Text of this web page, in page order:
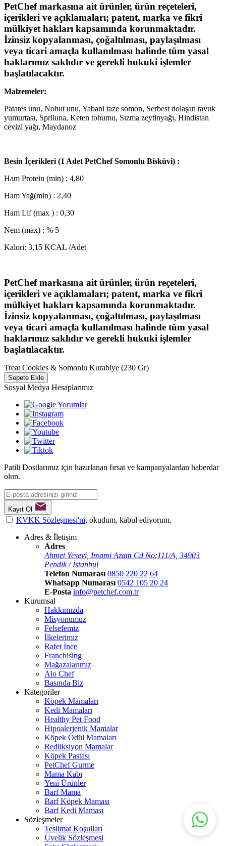
PetChef markasına ait ürünler, ürün reçeteleri,
içerikleri ve açıklamaları; patent, marka ve fikri
mülkiyet hakları kapsamında korunmaktadır.
İzinsiz kopyalanması, çoğaltılması, paylaşılması
veya ticari amaçla kullanılması halinde tüm yasal
haklarımız saklıdır ve gerekli hukuki işlemler
başlatılacaktır.
Malzemeler:
Patates unu, Nohut unu, Yabani taze somon, Serbest dolaşan tavuk
yumurtası, Spriluna, Keten tohumu, Sızma zeytinyağı, Hindistan
cevizi yağı, Maydanoz
Besin İçerikleri (1 Adet PetChef Somonlu Bisküvi) :
Ham Protein (min) : 4,80
Ham Yağ(min) : 2,40
Ham Lif (max ) : 0,30
Nem (max) : % 5
Kalori: 3,15 KCAL /Adet
PetChef markasına ait ürünler, ürün reçeteleri,
içerikleri ve açıklamaları; patent, marka ve fikri
mülkiyet hakları kapsamında korunmaktadır.
İzinsiz kopyalanması, çoğaltılması, paylaşılması
veya ticari amaçla kullanılması halinde tüm yasal
haklarımız saklıdır ve gerekli hukuki işlemler
başlatılacaktır.
Treat Cookies & Somonlu Kurabiye (230 Gr)
Sepete Ekle
Sosyal Medya Hesaplarımız
Patili Dostlarımız için hazırlanan fırsat ve kampanyalardan haberdar
olun.
Kayıt Ol
KVKK Sözleşmesi'ni, okudum, kabul ediyorum.
Adres & İletişim
Adres
Ahmet Yesevi, Imami Azam Cd No:111/A, 34903
Pendik / İstanbul
Telefon Numarası 0850 220 22 64
Whatsapp Numarası 0542 105 20 24
E-Posta info@petchef.com.tr
Kurumsal
Hakkımızda
Misyonumuz
Felsefemiz
İlkelerimiz
Rafet İnce
Franchising
Mağazalarımız
Alo Chef
Basında Biz
Kategoriler
Köpek Mamaları
Kedi Mamaları
Healthy Pet Food
Hipoalerjenik Mamalar
Köpek Ödül Mamaları
Redüksiyon Mamalar
Köpek Pastası
PetChef Gurme
Mama Kabı
Yeni Ürünler
Barf Mama
Barf Köpek Maması
Barf Kedi Maması
Sözleşmeler
Teslimat Koşulları
Üyelik Sözleşmesi